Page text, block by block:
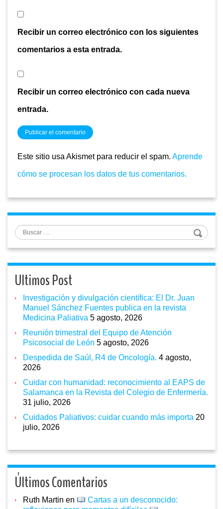
Recibir un correo electrónico con los siguientes
comentarios a esta entrada.
Recibir un correo electrónico con cada nueva
entrada.
Este sitio usa Akismet para reducir el spam. Aprende
cómo se procesan los datos de tus comentarios.
Buscar
Ultimos Post
Investigación y divulgación científica: El Dr. Juan
Manuel Sánchez Fuentes publica en la revista
Medicina Paliativa 5 agosto, 2026
Reunión trimestral del Equipo de Atención
Psicosocial de León 5 agosto, 2026
Despedida de Saúl, R4 de Oncología. 4 agosto,
2026
Cuidar con humanidad: reconocimiento al EAPS de
Salamanca en la Revista del Colegio de Enfermería.
31 julio, 2026
Cuidados Paliativos: cuidar cuando más importa 20
julio, 2026
Últimos Comentarios
Ruth Martin en
Cartas a un desconocido: